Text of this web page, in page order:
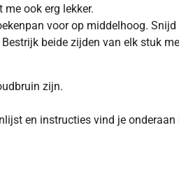
ook erg lekker.
voor op middelhoog. Snijd
beide zijden van elk stuk
zijn.
en instructies vind je onderaan